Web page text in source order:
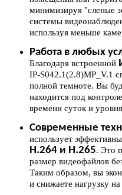
минимизируя "слепые
системы
используя меньше
Работа в любых
Благодаря встроенной
IP-S042.1(2.8)MP_V.1
полной темноте. Вы
находится под
времени суток и
Современные
использует
H.264 и H.265. Это
размер видеофайлов
Таким образом, вы
и снижаете нагрузку